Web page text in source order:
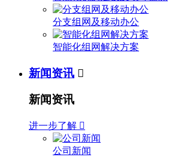
分支组网及移动办公
智能化组网解决方案
新闻资讯 
新闻资讯
进一步了解 
公司新闻